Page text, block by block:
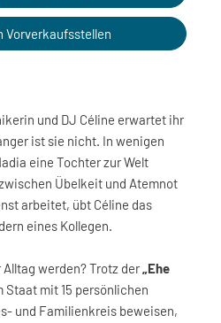
Vorverkaufsstellen
und DJ Céline erwartet ihr
ist sie nicht. In wenigen
eine Tochter zur Welt
Übelkeit und Atemnot
arbeitet, übt Céline das
eines Kollegen.
Alltag werden? Trotz der„Ehe
Staat mit 15 persönlichen
und Familienkreis beweisen,